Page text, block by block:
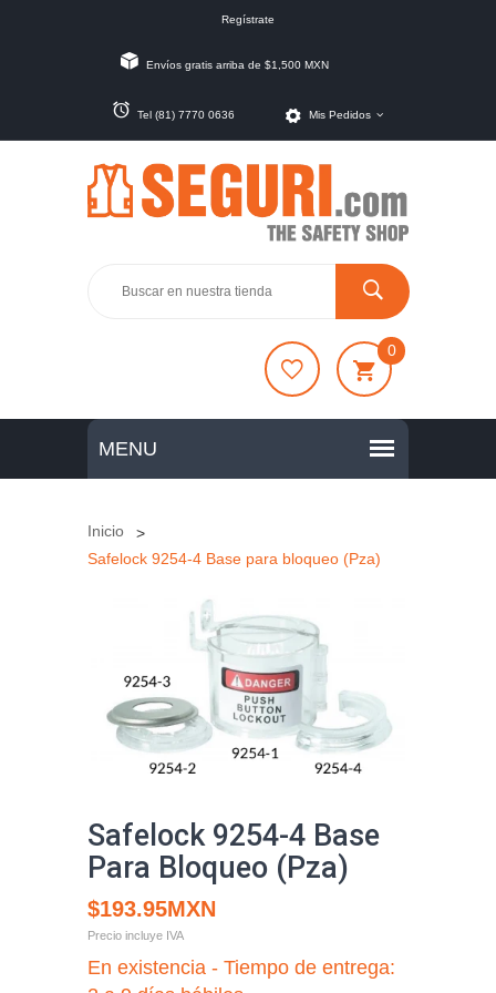
Regístrate
Envíos gratis arriba de $1,500 MXN
Tel (81) 7770 0636 Mis Pedidos
0
Inicio
Safelock 9254-4 Base para bloqueo (Pza)
Safelock 9254-4 Base
Para Bloqueo (Pza)
$193.95MXN
Precio incluye IVA
En existencia - Tiempo de entrega: